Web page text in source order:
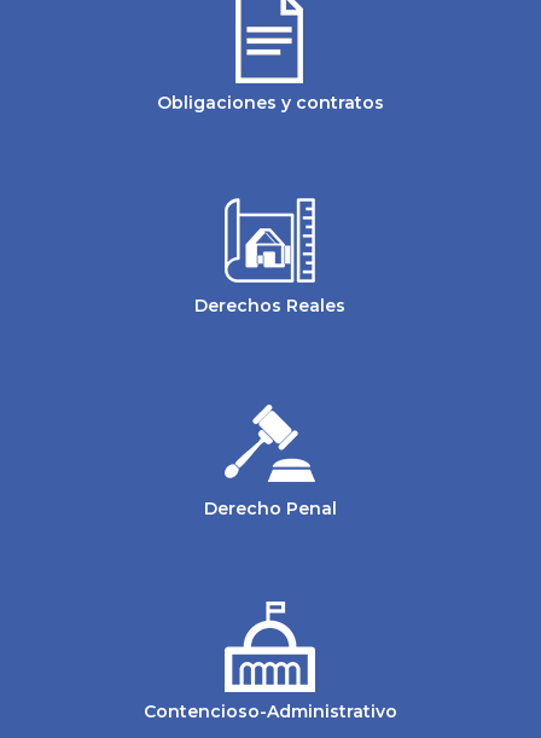
Obligaciones y contratos
Derechos Reales
Derecho Penal
Contencioso-Administrativo